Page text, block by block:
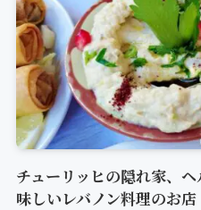
チューリッヒの隠れ家、
味しいレバノン料理のお店